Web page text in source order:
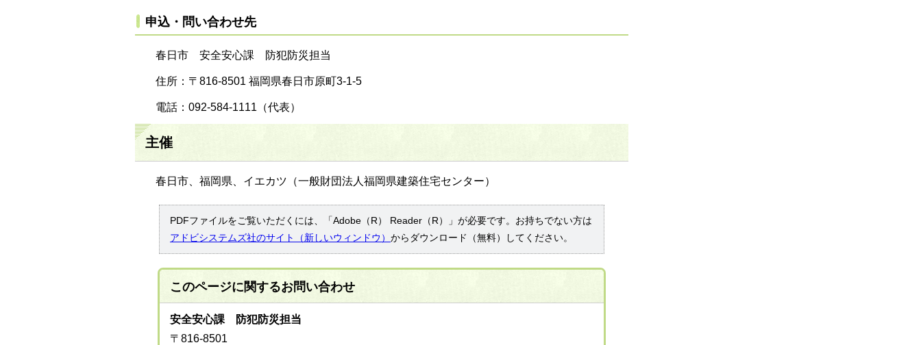
申込・問い合わせ先
春日市 安全安心課 防犯防災担当
住所：〒816-8501 福岡県春日市原町3-1-5
電話：092-584-1111（代表）
主催
春日市、福岡県、イエカツ（一般財団法人福岡県建築住宅センター）
PDFファイルをご覧いただくには、「Adobe（R） Reader（R）」が必要です。お持ちでない方は
アドビシステムズ社のサイト（新しいウィンドウ） からダウンロード（無料）してください。
このページに関するお問い合わせ
安全安心課 防犯防災担当
〒816-8501